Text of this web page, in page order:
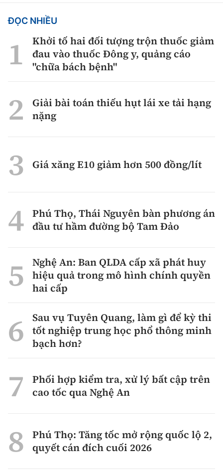
ĐỌC NHIỀU
Khởi tố hai đối tượng trộn thuốc giảm
đau vào thuốc Đông y, quảng cáo
"chữa bách bệnh"
Giải bài toán thiếu hụt lái xe tải hạng
nặng
Giá xăng E10 giảm hơn 500 đồng/lít
Phú Thọ, Thái Nguyên bàn phương án
đầu tư hầm đường bộ Tam Đảo
Nghệ An: Ban QLDA cấp xã phát huy
hiệu quả trong mô hình chính quyền
hai cấp
Sau vụ Tuyên Quang, làm gì để kỳ thi
tốt nghiệp trung học phổ thông minh
bạch hơn?
Phối hợp kiểm tra, xử lý bất cập trên
cao tốc qua Nghệ An
Phú Thọ: Tăng tốc mở rộng quốc lộ 2,
quyết cán đích cuối 2026